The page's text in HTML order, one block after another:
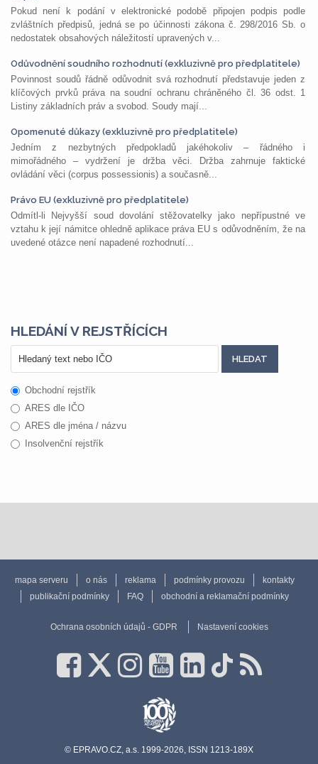
Pokud není k podání v elektronické podobě připojen podpis podle
zvláštních předpisů, jedná se po účinnosti zákona č. 298/2016 Sb. o
nedostatek obsahových náležitostí upravených v...
Odůvodnění soudního rozhodnutí (exkluzivně pro předplatitele)
Povinnost soudů řádně odůvodnit svá rozhodnutí představuje jeden z
klíčových prvků práva na soudní ochranu chráněného čl. 36 odst. 1
Listiny základních práv a svobod. Soudy mají...
Opomenuté důkazy (exkluzivně pro předplatitele)
Jedním z nezbytných předpokladů jakéhokoliv – řádného i
mimořádného – vydržení je držba věci. Držba zahrnuje faktické
ovládání věci (corpus possessionis) a současně...
Právo EU (exkluzivně pro předplatitele)
Odmítl-li Nejvyšší soud dovolání stěžovatelky jako nepřípustné ve
vztahu k její námitce ohledně aplikace práva EU s odůvodněním, že na
uvedené otázce není napadené rozhodnutí...
HLEDÁNÍ V REJSTŘÍCÍCH
Obchodní rejstřík
ARES dle IČO
ARES dle jména / názvu
Insolvenční rejstřík
mapa serveru o nás reklama podmínky provozu
kontakty
publikační podmínky
FAQ obchodní a reklamační podmínky
Ochrana osobních údajů - GDPR Nastavení cookies
© EPRAVO.CZ, a.s. 1999-2026, ISSN 1213-189X